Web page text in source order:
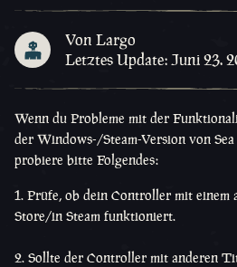
Von Largo
Letztes Update: Juni 23.
Wenn du Probleme mit der
der Windows-/Steam-Version von
probiere bitte Folgendes:
Prüfe, ob dein Controller mit einem
Store/in Steam funktioniert.
Sollte der Controller mit anderen